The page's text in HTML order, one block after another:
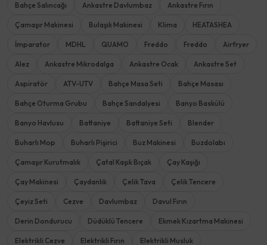
Bahçe Salıncağı Ankastre Davlumbaz Ankastre Fırın
Çamaşır Makinesi Bulaşık Makinesi Klima HEATASHEA
İmparator MDHL QUAMO Freddo Freddo Airfryer
Alez Ankastre Mikrodalga Ankastre Ocak Ankastre Set
Aspiratör ATV-UTV Bahçe Masa Seti Bahçe Masası
Bahçe Oturma Grubu Bahçe Sandalyesi Banyo Baskülü
Banyo Havlusu Battaniye Battaniye Seti Blender
Buharlı Mop Buharlı Pişirici Buz Makinesi Buzdolabı
Çamaşır Kurutmalık Çatal Kaşık Bıçak Çay Kaşığı
Çay Makinesi Çaydanlık Çelik Tava Çelik Tencere
Çeyiz Seti Cezve Davlumbaz Davul Fırın
Derin Dondurucu Düdüklü Tencere Ekmek Kızartma Makinesi
Elektrikli Cezve Elektrikli Fırın Elektrikli Musluk